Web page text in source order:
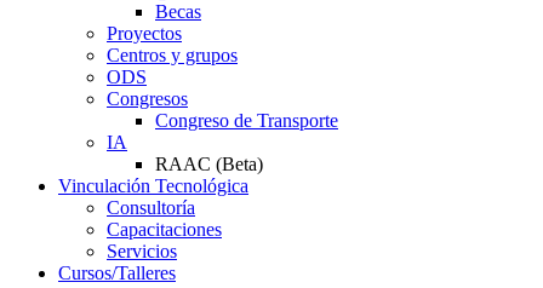
Becas
Proyectos
Centros y grupos
ODS
Congresos
Congreso de Transporte
IA
RAAC (Beta)
Vinculación Tecnológica
Consultoría
Capacitaciones
Servicios
Cursos/Talleres